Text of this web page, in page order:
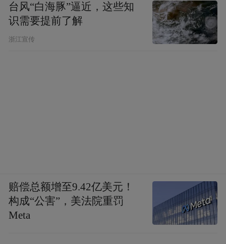
台风“白海豚”逼近，这些知
识需要提前了解
浙江宣传
赔偿总额增至9.42亿美元！
构成“公害”，美法院重罚
Meta